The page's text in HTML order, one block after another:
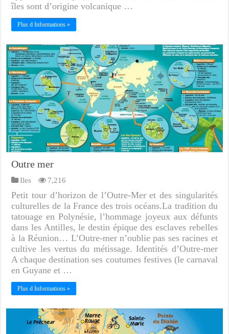
îles sont d’origine volcanique …
Plus d Informations »
Outre mer
Iles 7,216
Petit tour d’horizon de l’Outre-Mer et des singularités
culturelles de la France des trois océans.La tradition du
tatouage en Polynésie, l’hommage joyeux aux défunts
dans les Antilles, le destin épique des esclaves rebelles
à la Réunion… L’Outre-mer n’oublie pas ses racines et
cultive les vertus du métissage. Identités d’Outre-mer
A chaque destination ses coutumes festives (le carnaval
en Guyane et …
Plus d Informations »